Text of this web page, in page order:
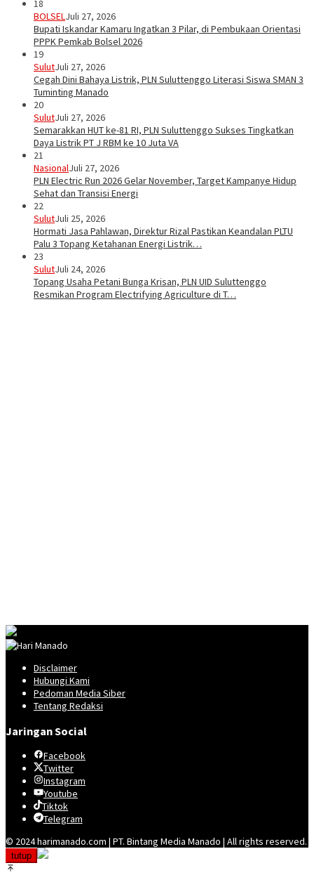
18
BOLSELJuli 27, 2026
Bupati Iskandar Kamaru Ingatkan 3 Pilar, di Pembukaan Orientasi
PPPK Pemkab Bolsel 2026
19
SulutJuli 27, 2026
Cegah Dini Bahaya Listrik, PLN Suluttenggo Literasi Siswa SMAN 3
Tuminting Manado
20
SulutJuli 27, 2026
Semarakkan HUT ke-81 RI, PLN Suluttenggo Sukses Tingkatkan
Daya Listrik PT J RBM ke 10 Juta VA
21
NasionalJuli 27, 2026
PLN Electric Run 2026 Gelar November, Target Kampanye Hidup
Sehat dan Transisi Energi
22
SulutJuli 25, 2026
Hormati Jasa Pahlawan, Direktur Rizal Pastikan Keandalan PLTU
Palu 3 Topang Ketahanan Energi Listrik…
23
SulutJuli 24, 2026
Topang Usaha Petani Bunga Krisan, PLN UID Suluttenggo
Resmikan Program Electrifying Agriculture di T…
Disclaimer
Hubungi Kami
Pedoman Media Siber
Tentang Redaksi
Jaringan Social
Facebook
Twitter
Instagram
Youtube
Tiktok
Telegram
© 2024 harimanado.com | PT. Bintang Media Manado | All rights reserved.
tutup